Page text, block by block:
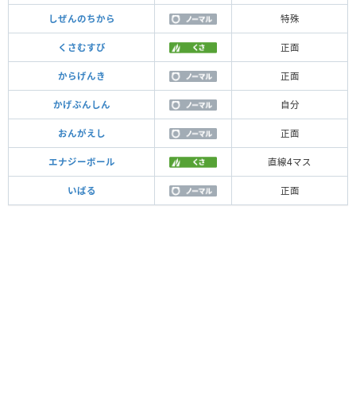
しぜんのちから 特殊
くさむすび 正面
からげんき 正面
かげぶんしん 自分
おんがえし 正面
エナジーボール 直線4マス
いばる 正面